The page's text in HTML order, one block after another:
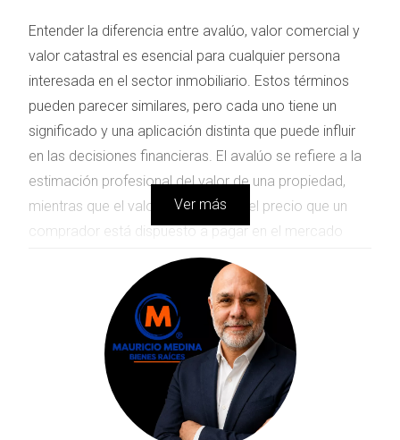
Entender la diferencia entre avalúo, valor comercial y
valor catastral es esencial para cualquier persona
interesada en el sector inmobiliario. Estos términos
pueden parecer similares, pero cada uno tiene un
significado y una aplicación distinta que puede influir
en las decisiones financieras. El avalúo se refiere a la
estimación profesional del valor de una propiedad,
mientras que el valor comercial es el precio que un
comprador está dispuesto a pagar en el mercado
actual. Por otro lado, el valor catastral es un concepto
más relacionado con la administración pública y se
utiliza principalmente para fines fiscales. Conocer
estas diferencias no solo te ayudará a navegar mejor
en transacciones inmobiliarias, sino que también te
permitirá hacer inversiones más inteligentes.
DIFERENCIAS ENTRE AVALÚO,
Ver más